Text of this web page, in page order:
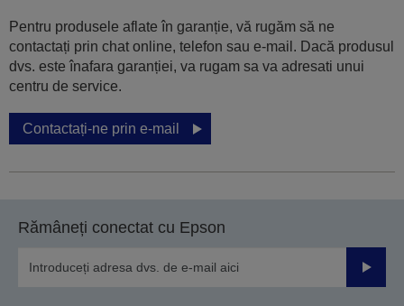
Pentru produsele aflate în garanție, vă rugăm să ne
contactați prin chat online, telefon sau e-mail. Dacă produsul
dvs. este înafara garanției, va rugam sa va adresati unui
centru de service.
Contactați-ne prin e-mail
Rămâneți conectat cu Epson